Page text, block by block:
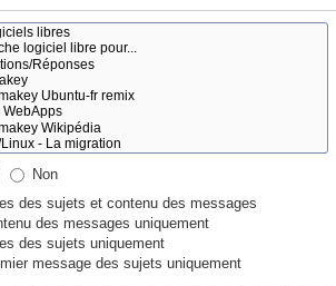
Non
des sujets et contenu des messages
des messages uniquement
des sujets uniquement
message des sujets uniquement